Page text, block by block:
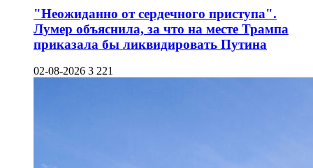
"Неожиданно от сердечного приступа".
Лумер объяснила, за что на месте Трампа
приказала бы ликвидировать Путина
02-08-2026 3 221